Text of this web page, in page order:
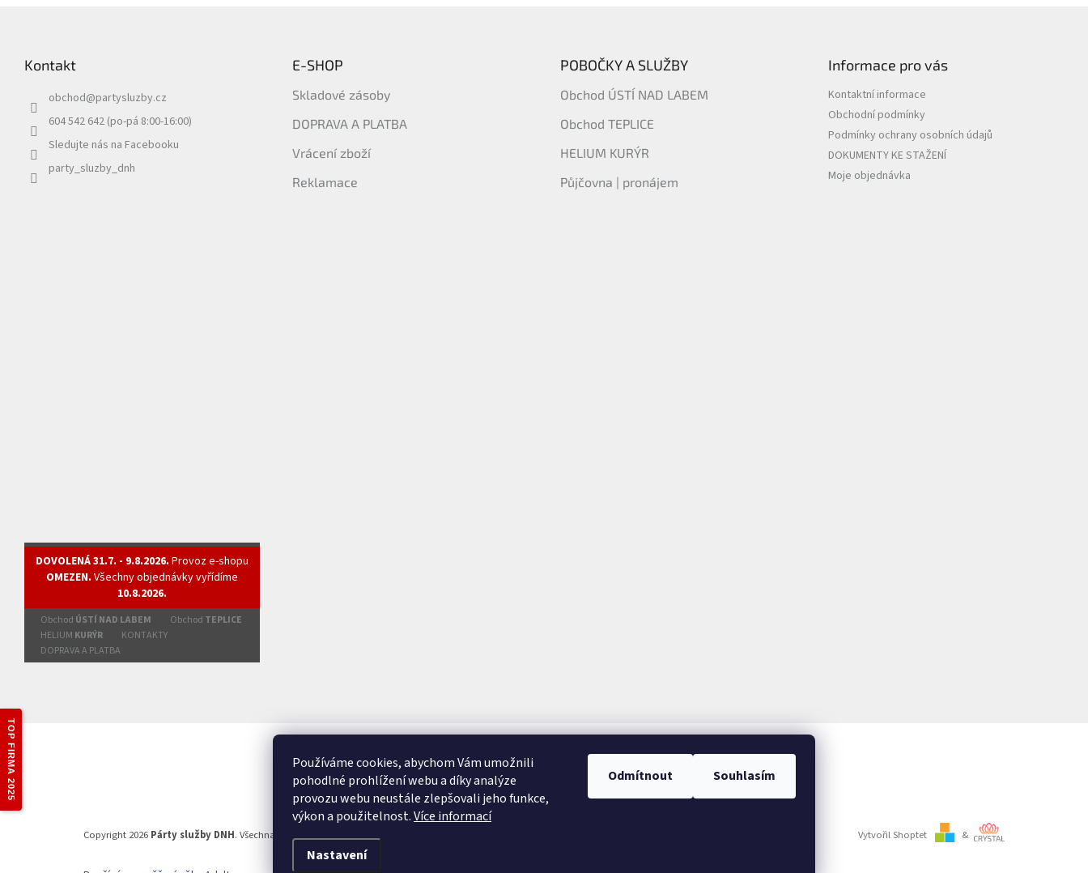
Používáme cookies, abychom Vám umožnili
pohodlné prohlížení webu a díky analýze
provozu webu neustále zlepšovali jeho funkce,
výkon a použitelnost.Více informací
Nastavení
Odmítnout Souhlasím
Kontakt
obchod@partysluzby.cz
604 542 642 (po-pá 8:00-16:00)
Sledujte nás na Facebooku
party_sluzby_dnh
E-SHOP
Skladové zásoby
DOPRAVA A PLATBA
Vrácení zboží
Reklamace
POBOČKY A SLUŽBY
Obchod ÚSTÍ NAD LABEM
Obchod TEPLICE
HELIUM KURÝR
Půjčovna | pronájem
Informace pro vás
Kontaktní informace
Obchodní podmínky
Podmínky ochrany osobních údajů
DOKUMENTY KE STAŽENÍ
Moje objednávka
DOVOLENÁ 31.7. - 9.8.2026. Provoz e-shopu
OMEZEN. Všechny objednávky vyřídíme
10.8.2026.
Obchod ÚSTÍ NAD LABEM Obchod TEPLICE
HELIUM KURÝR
KONTAKTY
DOPRAVA A PLATBA
Vytvořil Shoptet &
Copyright 2026 Párty služby DNH. Všechna práva vyhrazena.
TOP FIRMA 2025